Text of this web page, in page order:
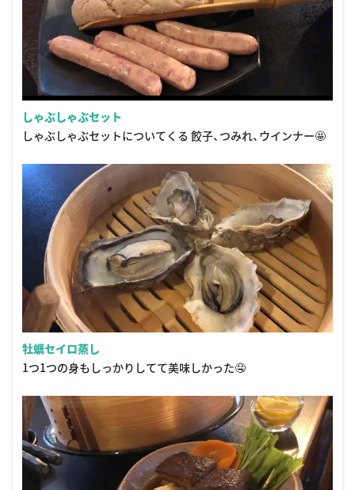
しゃぶしゃぶセット
しゃぶしゃぶセットについてくる 餃子、つみれ、ウインナー🤩
牡蠣セイロ蒸し
1つ1つの身もしっかりしてて美味しかった🤤